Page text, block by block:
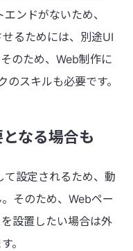
ンドがないため、
るためには、別途UI
のため、Web制作に
スキルも必要です。
なる場合も
設定されるため、動
そのため、Webペー
設置したい場合は外
。